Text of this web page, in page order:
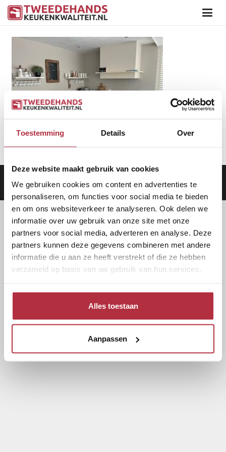
Toestemming Details Over
Deze website maakt gebruik van cookies
We gebruiken cookies om content en advertenties te
personaliseren, om functies voor social media te bieden
en om ons websiteverkeer te analyseren. Ook delen we
informatie over uw gebruik van onze site met onze
partners voor social media, adverteren en analyse. Deze
partners kunnen deze gegevens combineren met andere
informatie die u aan ze heeft verstrekt of die ze hebben
verzameld op basis van uw gebruik van hun services.
Alles toestaan
Aanpassen
Aanbod|Keukens|Levering|Garantie|Privacy Beleid